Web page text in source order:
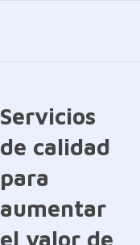
Servicios
de calidad
para
aumentar
el valor de